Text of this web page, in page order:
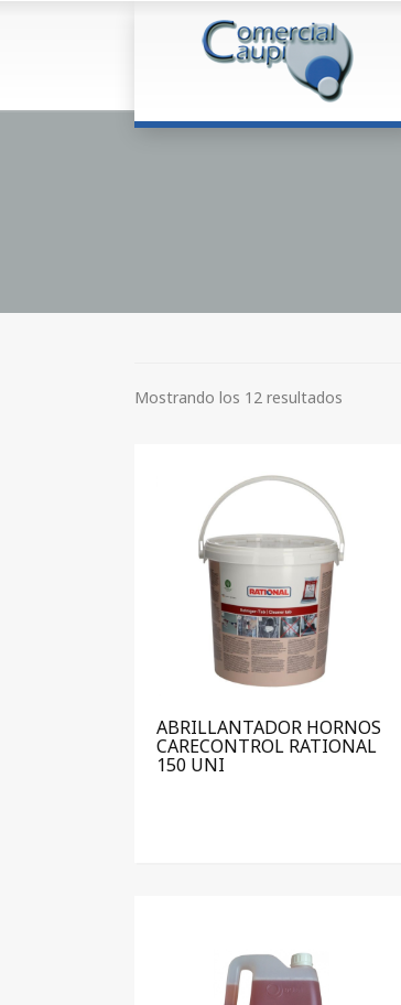
Mostrando los 12 resultados
ABRILLANTADOR HORNOS
CARECONTROL RATIONAL
150 UNI